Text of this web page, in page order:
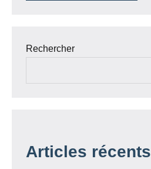
Rechercher
Articles récents